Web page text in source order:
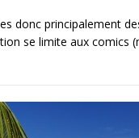
donc principalement
se limite aux comics